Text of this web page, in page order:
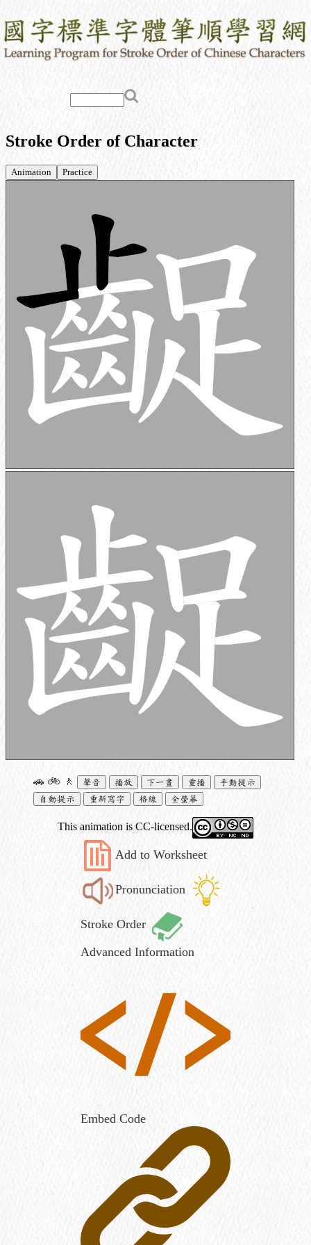
Stroke Order of Character
Animation Practice
🚗 🚲 🚶 聲音 播放 下一畫 重播
手動提示
自動提示
重新寫字 格線 全螢幕
This animation is CC-licensed.
Add to Worksheet
Pronunciation
Stroke Order
Advanced Information
Embed Code